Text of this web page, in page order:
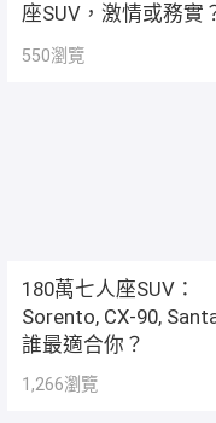
座SUV，激情或務實
550瀏覽
180萬七人座SUV：
Sorento, CX-90,
誰最適合你？
1,266瀏覽